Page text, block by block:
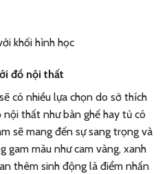
đồ nội thất
có nhiều lựa chọn do sở thích
nội thất như bàn ghế hay tủ có
sẽ mang đến sự sang trọng và
gam màu như cam vàng, xanh
thêm sinh động là điểm nhấn